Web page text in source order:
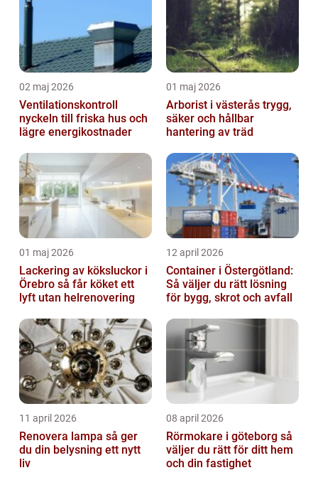
02 maj 2026
Ventilationskontroll
nyckeln till friska hus och
lägre energikostnader
01 maj 2026
Arborist i västerås trygg,
säker och hållbar
hantering av träd
01 maj 2026
Lackering av köksluckor i
Örebro så får köket ett
lyft utan helrenovering
12 april 2026
Container i Östergötland:
Så väljer du rätt lösning
för bygg, skrot och avfall
11 april 2026
Renovera lampa så ger
du din belysning ett nytt
liv
08 april 2026
Rörmokare i göteborg så
väljer du rätt för ditt hem
och din fastighet